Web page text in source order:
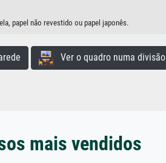
papel não revestido ou papel japonês.
Ver o quadro numa divisão
mais vendidos